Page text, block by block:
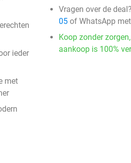
ieder
met
Vragen over de
05 of WhatsApp
Koop zonder
aankoop is 100%